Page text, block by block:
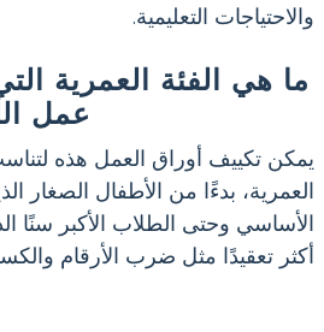
والاحتياجات التعليمية.
ما هي الفئة العمرية
عمل
يمكن تكييف أوراق العمل هذه
العمرية، بدءًا من الأطفال الصغار
الأساسي وحتى الطلاب الأكبر سنًا
أكثر تعقيدًا مثل ضرب الأرقام